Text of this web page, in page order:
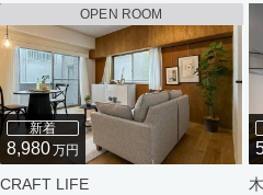
OPEN ROOM
新着
8,980万円
CRAFT LIFE